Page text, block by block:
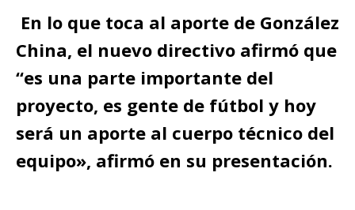
En lo que toca al aporte de González
China, el nuevo directivo afirmó que
“es una parte importante del
proyecto, es gente de fútbol y hoy
será un aporte al cuerpo técnico del
equipo», afirmó en su presentación.